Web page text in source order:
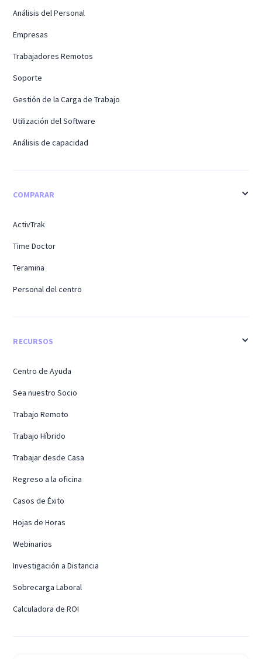
Análisis del Personal
Empresas
Trabajadores Remotos
Soporte
Gestión de la Carga de Trabajo
Utilización del Software
Análisis de capacidad
COMPARAR
ActivTrak
Time Doctor
Teramina
Personal del centro
RECURSOS
Centro de Ayuda
Sea nuestro Socio
Trabajo Remoto
Trabajo Híbrido
Trabajar desde Casa
Regreso a la oficina
Casos de Éxito
Hojas de Horas
Webinarios
Investigación a Distancia
Sobrecarga Laboral
Calculadora de ROI